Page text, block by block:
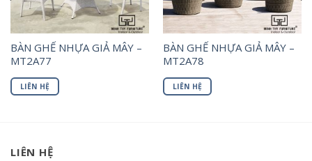
BÀN GHẾ NHỰA GIẢ MÂY –
MT2A77
LIÊN HỆ
BÀN GHẾ NHỰA GIẢ MÂY –
MT2A78
LIÊN HỆ
LIÊN HỆ